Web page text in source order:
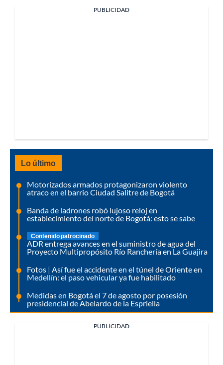
PUBLICIDAD
Lo último
Motorizados armados protagonizaron violento
atraco en el barrio Ciudad Salitre de Bogotá
Banda de ladrones robó lujoso reloj en
establecimiento del norte de Bogotá: esto se sabe
Contenido patrocinado
ADR entrega avances en el suministro de agua del
Proyecto Multipropósito Río Ranchería en La Guajira
Fotos | Así fue el accidente en el túnel de Oriente en
Medellín: el paso vehicular ya fue habilitado
Medidas en Bogotá el 7 de agosto por posesión
presidencial de Abelardo de la Espriella
PUBLICIDAD